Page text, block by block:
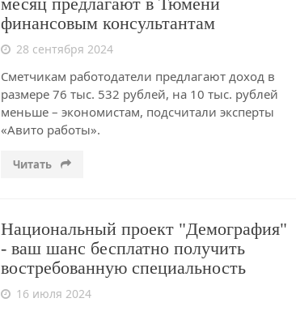
финансовым консультантам
28 сентября 2024
Сметчикам работодатели предлагают доход в
размере 76 тыс. 532 рублей, на 10 тыс. рублей
меньше – экономистам, подсчитали эксперты
«Авито работы».
Читать
Национальный проект "Демография"
- ваш шанс бесплатно получить
востребованную специальность
16 июля 2024